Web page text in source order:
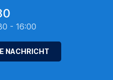
- 16:00
NACHRICHT